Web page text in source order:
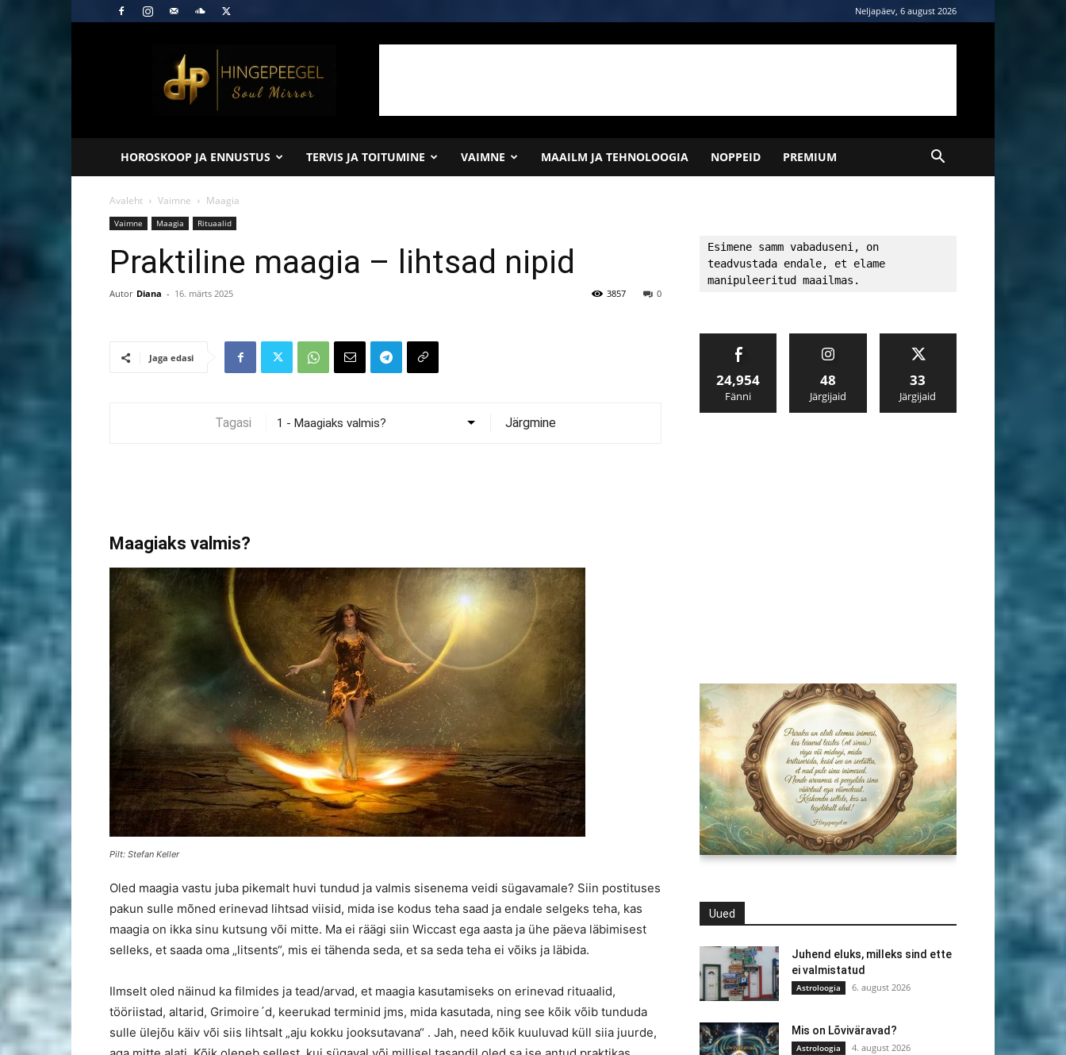
Neljapäev, 6 august 2026
Hingepeegel
HOROSKOOP JA ENNUSTUS TERVIS JA TOITUMINE VAIMNE MAAILM JA TEHNOLOOGIA NOPPEID PREMIUM
Avaleht Vaimne Maagia
Vaimne Maagia Rituaalid
Praktiline maagia – lihtsad nipid
Autor Diana - 16. märts 2025 0
3857
Jaga edasi
Tagasi Järgmine
Maagiaks valmis?
Pilt: Stefan Keller
Oled maagia vastu juba pikemalt huvi tundud ja valmis sisenema veidi sügavamale? Siin postituses
pakun sulle mõned erinevad lihtsad viisid, mida ise kodus teha saad ja endale selgeks teha, kas
maagia on ikka sinu kutsung või mitte. Ma ei räägi siin Wiccast ega aasta ja ühe päeva läbimisest
selleks, et saada oma „litsents“, mis ei tähenda seda, et sa seda teha ei võiks ja läbida.
Ilmselt oled näinud ka filmides ja tead/arvad, et maagia kasutamiseks on erinevad rituaalid,
tööriistad, altarid, Grimoire´d, keerukad terminid jms, mida kasutada, ning see kõik võib tunduda
sulle ülejõu käiv või siis lihtsalt „aju kokku jooksutavana“ . Jah, need kõik kuuluvad küll siia juurde,
Esimene samm vabaduseni, on
teadvustada endale, et elame
manipuleeritud maailmas.
24,954
Fänni
48
Järgijaid
33
Järgijaid
Uued
Juhend eluks, milleks sind ette
ei valmistatud
Astroloogia 6. august 2026
Mis on Lõviväravad?
Astroloogia 4. august 2026